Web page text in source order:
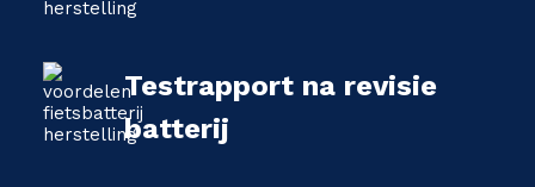
Testrapport na revisie
batterij